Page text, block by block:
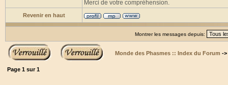
Merci de votre compréhension.
Revenir en haut
Montrer les messages depuis:
Monde des Phasmes :: Index du Forum ->
Page 1 sur1